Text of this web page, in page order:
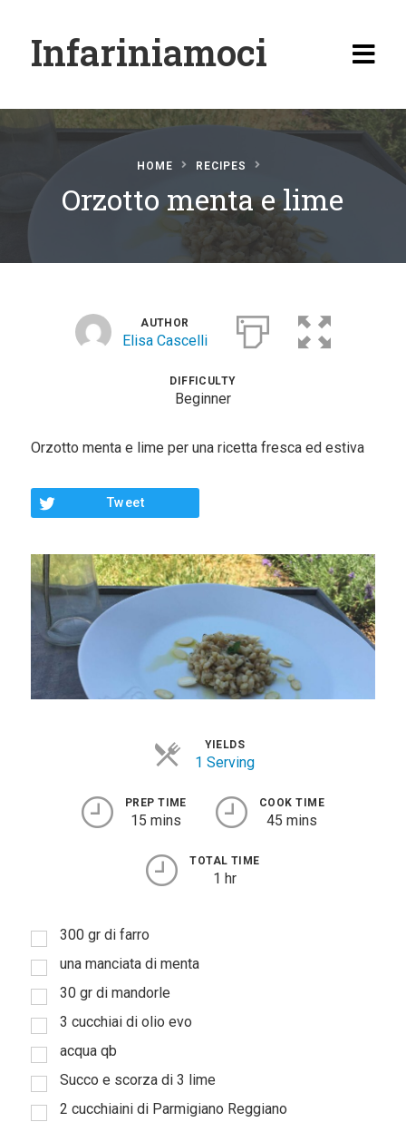
Infariniamoci
Pesce
Dolci
Panini
Vegetariane
Varie
HOME RECIPES
Orzotto menta e lime
AUTHOR
Elisa Cascelli
DIFFICULTY
Beginner
Orzotto menta e lime per una ricetta fresca ed estiva
Tweet
YIELDS
1 Serving
PREP TIME
15 mins
COOK TIME
45 mins
TOTAL TIME
1 hr
300 gr di farro
una manciata di menta
30 gr di mandorle
3 cucchiai di olio evo
acqua qb
Succo e scorza di 3 lime
2 cucchiaini di Parmigiano Reggiano